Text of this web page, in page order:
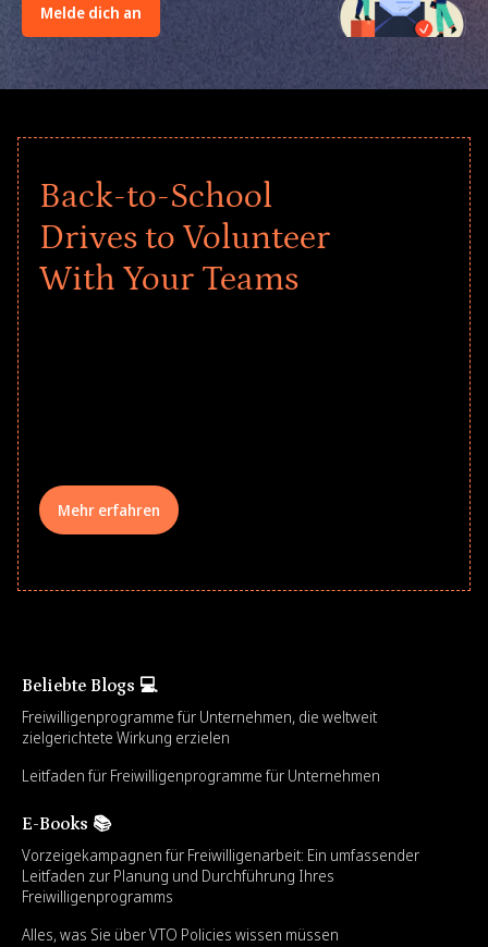
Melde dich an
Back-to-School
Drives to Volunteer
With Your Teams
Mehr erfahren
Beliebte Blogs 💻
Freiwilligenprogramme für Unternehmen, die weltweit
zielgerichtete Wirkung erzielen
Leitfaden für Freiwilligenprogramme für Unternehmen
E-Books 📚
Vorzeigekampagnen für Freiwilligenarbeit: Ein umfassender
Leitfaden zur Planung und Durchführung Ihres
Freiwilligenprogramms
Alles, was Sie über VTO Policies wissen müssen